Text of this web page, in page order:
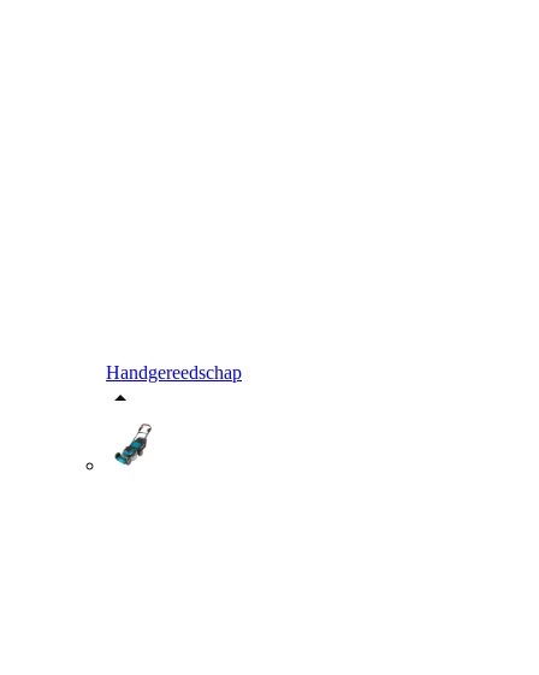
Handgereedschap